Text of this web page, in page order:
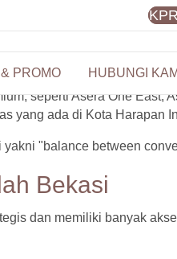
PROMO HUBUNGI KAMI
seperti Asera One East,
yang ada di Kota Harapan
"balance between
Bekasi
dan memiliki banyak